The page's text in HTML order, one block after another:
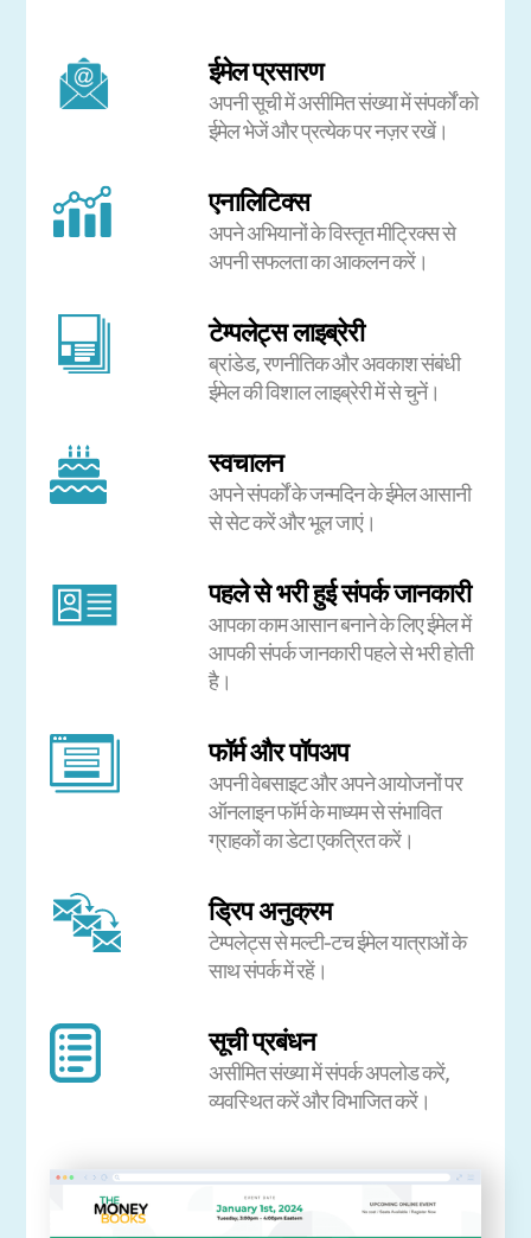
ईमेल प्रसारण
अपनी सूची में असीमित संख्या में संपर्कों को
ईमेल भेजें और प्रत्येक पर नज़र रखें।
एनालिटिक्स
अपने अभियानों के विस्तृत मीट्रिक्स से
अपनी सफलता का आकलन करें।
टेम्पलेट्स लाइब्रेरी
ब्रांडेड, रणनीतिक और अवकाश संबंधी
ईमेल की विशाल लाइब्रेरी में से चुनें।
स्वचालन
अपने संपर्कों के जन्मदिन के ईमेल आसानी
से सेट करें और भूल जाएं।
पहले से भरी हुई संपर्क जानकारी
आपका काम आसान बनाने के लिए ईमेल में
आपकी संपर्क जानकारी पहले से भरी होती
है।
फॉर्म और पॉपअप
अपनी वेबसाइट और अपने आयोजनों पर
ऑनलाइन फॉर्म के माध्यम से संभावित
ग्राहकों का डेटा एकत्रित करें।
ड्रिप अनुक्रम
टेम्पलेट्स से मल्टी-टच ईमेल यात्राओं के
साथ संपर्क में रहें।
सूची प्रबंधन
असीमित संख्या में संपर्क अपलोड करें,
व्यवस्थित करें और विभाजित करें।